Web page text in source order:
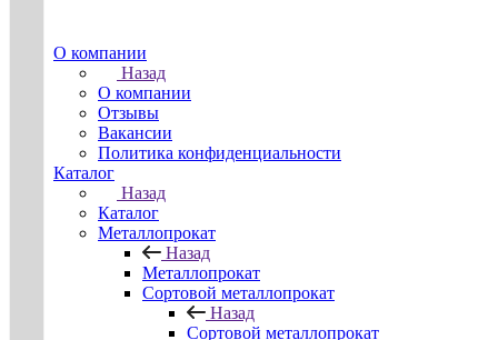
О компании
Назад
О компании
Отзывы
Вакансии
Политика конфиденциальности
Каталог
Назад
Каталог
Металлопрокат
Назад
Металлопрокат
Сортовой металлопрокат
Назад
Сортовой металлопрокат